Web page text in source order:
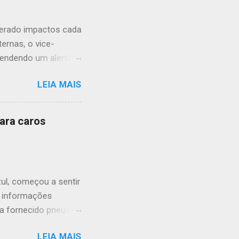
impactos cada
o vice-
um alerta
O que começou
A prefeita
vez mais hostil
no
LEIA MAIS
caros
começou a sentir
informações
fornecido pneus
LEIA MAIS